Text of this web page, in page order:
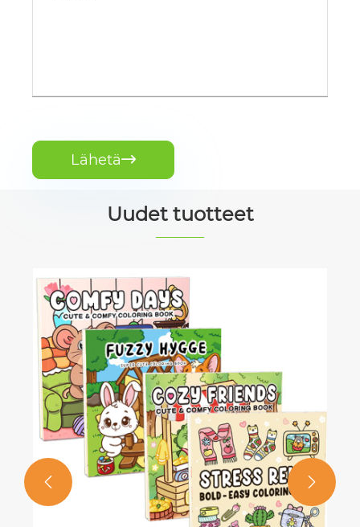
Lähetä
Uudet tuotteet
 